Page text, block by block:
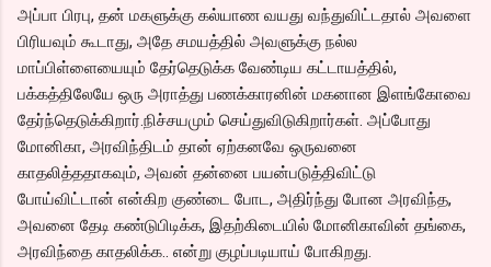
அப்பா பிரபு, தன் மகளுக்கு கல்யாண வயது வந்துவிட்டதால் அவளை
பிரியவும் கூடாது, அதே சமயத்தில் அவளுக்கு நல்ல
மாப்பிள்ளையையும் தேர்தெடுக்க வேண்டிய கட்டாயத்தில்,
பக்கத்திலேயே ஒரு அராத்து பணக்காரனின் மகனான இளங்கோவை
தேர்ந்தெடுக்கிறார்.நிச்சயமும் செய்துவிடுகிறார்கள். அப்போது
மோனிகா, அரவிந்திடம் தான் ஏற்கனவே ஒருவனை
காதலித்ததாகவும், அவன் தன்னை பயன்படுத்திவிட்டு
போய்விட்டான் என்கிற குண்டை போட, அதிர்ந்து போன அரவிந்த,
அவனை தேடி கண்டுபிடிக்க, இதற்கிடையில் மோனிகாவின் தங்கை,
அரவிந்தை காதலிக்க.. என்று குழப்படியாய் போகிறது.